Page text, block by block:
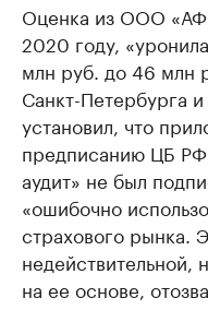
Оценка из ООО
2020 году,
млн руб. до 46 млн
Санкт-Петербурга
установил, что
предписанию ЦБ
аудит» не был
«ошибочно
страхового рынка.
недействительной,
на ее основе,